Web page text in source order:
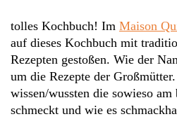
tolles Kochbuch! Im Maison
auf dieses Kochbuch mit
Rezepten gestoßen. Wie der
um die Rezepte der
wissen/wussten die sowieso am
schmeckt und wie es